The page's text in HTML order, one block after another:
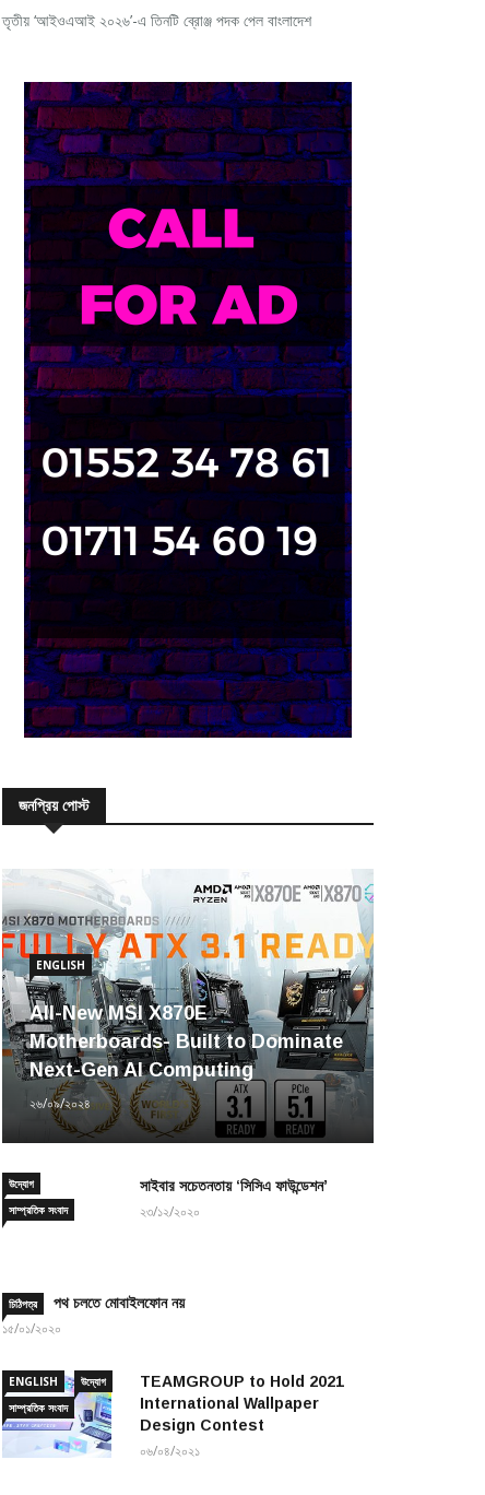
তৃতীয় ‘আইওএআই ২০২৬’-এ তিনটি ব্রোঞ্জ পদক পেল বাংলাদেশ
জনপ্রিয় পোস্ট
ENGLISH
All-New MSI X870E
Motherboards- Built to Dominate
Next-Gen AI Computing
২৬/০৯/২০২৪
উদ্যোগ
সাম্প্রতিক সংবাদ
সাইবার সচেতনতায় ‘সিসিএ ফাউন্ডেশন’
২৩/১২/২০২০
চিঠিপত্র পথ চলতে মোবাইলফোন নয়
১৫/০১/২০২০
ENGLISH
উদ্যোগ
সাম্প্রতিক সংবাদ
TEAMGROUP to Hold 2021
International Wallpaper
Design Contest
০৬/০৪/২০২১